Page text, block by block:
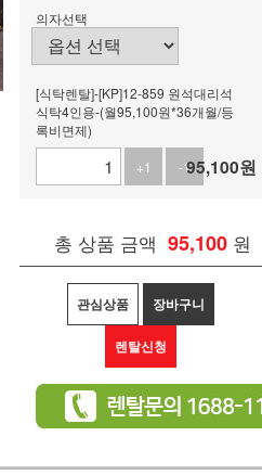
의자선택
[식탁렌탈]-[KP]12-859 원석대리석
식탁4인용-(월95,100원*36개월/등
록비면제)
+1
-195,100원
총 상품 금액 95,100 원
관심상품 장바구니
렌탈신청